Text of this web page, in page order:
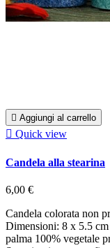
 Aggiungi al carrello
 Quick view
Candela alla stearina
6,00 €
Candela colorata non
Dimensioni: 8 x 5.5
palma 100% vegetale